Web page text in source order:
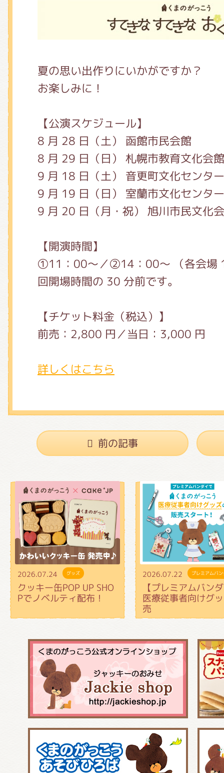
夏の思い出作りにいかがですか？
お楽しみに！
【公演スケジュール】
8 月 28 日（土） 函館市民会館
8 月 29 日（日） 札幌市教育文化会館
9 月 18 日（土） 音更町文化センター
9 月 19 日（日） 室蘭市文化センター
9 月 20 日（月・祝） 旭川市民文化
【開演時間】
①11：00～／②14：00～ （各会場
回開場時間の 30 分前です。
【チケット料金（税込）】
前売：2,800 円／当日：3,000 円
詳しくはこちら
前の記事
2026.07.24 グッズ
クッキー缶POP UP SHO
Pでノベルティ配布！
2026.07.22 プレミアムバ
【プレミアムバン
医療従事者向けグ
売